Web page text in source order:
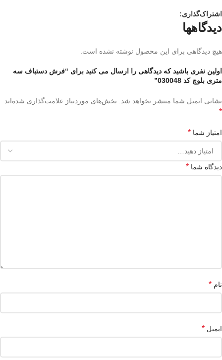
اشتراک‌گذاری:
دیدگاهها
هیچ دیدگاهی برای این محصول نوشته نشده است.
اولین نفری باشید که دیدگاهی را ارسال می کنید برای “فرش دستباف سه
متری بلوچ کد 030048”
نشانی ایمیل شما منتشر نخواهد شد. بخش‌های موردنیاز علامت‌گذاری شده‌اند
*
امتیاز شما *
دیدگاه شما *
نام *
ایمیل *